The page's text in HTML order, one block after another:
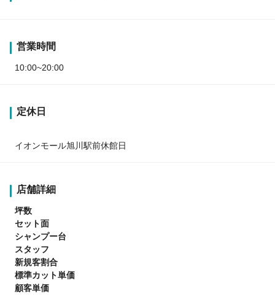
営業時間
10:00~20:00
定休日
イオンモール旭川駅前休館日
店舗詳細
坪数
セット面
シャンプー台
スタッフ
新規客割合
標準カット単価
顧客単価